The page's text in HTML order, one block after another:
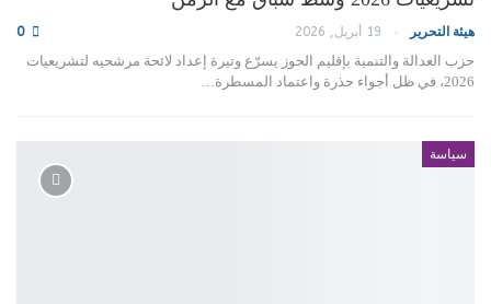
هيئة التحرير 19 أبريل, 2026 0
حزب العدالة والتنمية بإقليم الحوز يسرّع وتيرة إعداد لائحة مرشحيه لتشريعيات
2026، في ظل أجواء حذرة واعتماد المسطرة…
سياسة